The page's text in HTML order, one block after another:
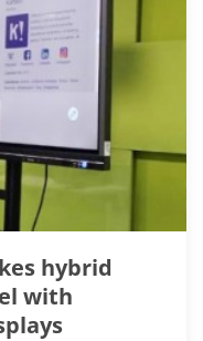
hybrid
with